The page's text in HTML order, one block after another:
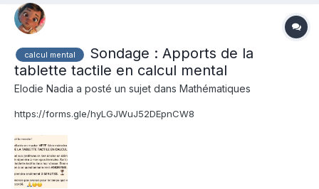
calcul mental
Sondage : Apports de la
tablette tactile en calcul mental
Elodie Nadia a posté un sujet dans Mathématiques
https://forms.gle/hyLGJWuJ52DEpnCW8